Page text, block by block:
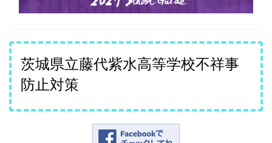
茨城県立藤代紫水高等学校不祥事
防止対策